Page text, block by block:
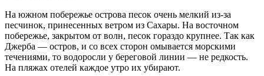
На южном побережье острова песок очень мелкий из-за
песчинок, принесенных ветром из Сахары. На восточном
побережье, закрытом от волн, песок гораздо крупнее. Так как
Джерба — остров, и со всех сторон омывается морскими
течениями, то водоросли у береговой линии — не редкость.
На пляжах отелей каждое утро их убирают.